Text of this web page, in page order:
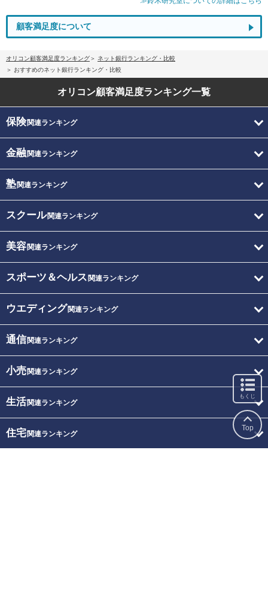
顧客満足度について
オリコン顧客満足度ランキング
ネット銀行ランキング・比較
おすすめのネット銀行ランキング・比較
オリコン顧客満足度ランキング一覧
保険関連ランキング
金融関連ランキング
塾関連ランキング
スクール関連ランキング
美容関連ランキング
スポーツ＆ヘルス 関連ランキング
ウエディング関連ランキング
通信関連ランキング
小売関連ランキング
生活関連ランキング
住宅関連ランキング
もくじ
Top